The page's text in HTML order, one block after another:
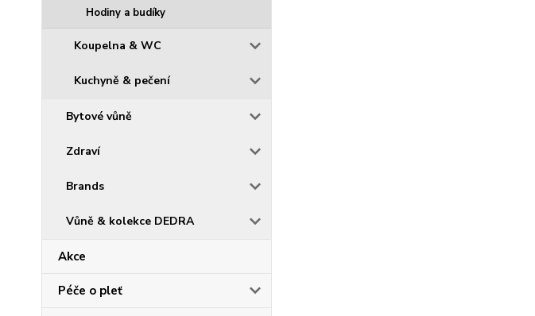
Hodiny a budíky
Koupelna & WC
Kuchyně & pečení
Bytové vůně
Zdraví
Brands
Vůně & kolekce DEDRA
Akce
Péče o pleť